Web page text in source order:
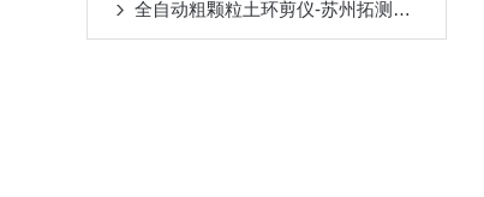
全自动粗颗粒土环剪仪-苏州拓测仪器设备有限公司